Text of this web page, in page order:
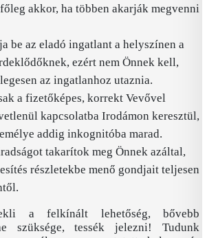
akkor, ha többen akarják megvenni
be az eladó ingatlant a helyszínen a
ezért nem Önnek kell,
az ingatlanhoz utaznia.
a fizetőképes, korrekt Vevővel
kapcsolatba Irodámon keresztül,
addig inkognitóba marad.
takarítok meg Önnek azáltal,
részletekbe menő gondjait teljesen
a felkínált lehetőség, bővebb
szüksége, tessék jelezni! Tudunk